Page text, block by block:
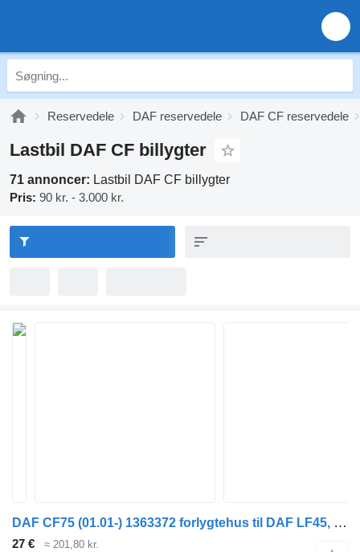
Reservedele DAF reservedele DAF CF reservedele
Lastbil DAF CF billygter
71 annoncer: Lastbil DAF CF billygter
Pris: 90 kr. - 3.000 kr.
DAF CF75 (01.01-) 1363372 forlygtehus til DAF LF45, LF55, LF180, CF65, CF75, CF85 (2001-) lastbil
27 € ≈ 201,80 kr.